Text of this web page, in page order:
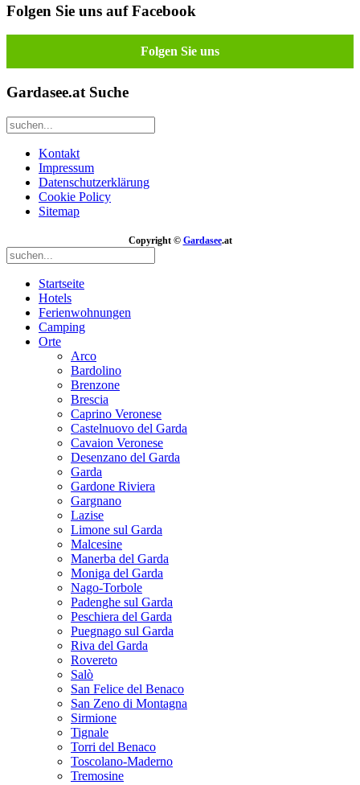
Folgen Sie uns auf Facebook
Folgen Sie uns
Gardasee.at Suche
Kontakt
Impressum
Datenschutzerklärung
Cookie Policy
Sitemap
Copyright © Gardasee.at
Startseite
Hotels
Ferienwohnungen
Camping
Orte
Arco
Bardolino
Brenzone
Brescia
Caprino Veronese
Castelnuovo del Garda
Cavaion Veronese
Desenzano del Garda
Garda
Gardone Riviera
Gargnano
Lazise
Limone sul Garda
Malcesine
Manerba del Garda
Moniga del Garda
Nago-Torbole
Padenghe sul Garda
Peschiera del Garda
Puegnago sul Garda
Riva del Garda
Rovereto
Salò
San Felice del Benaco
San Zeno di Montagna
Sirmione
Tignale
Torri del Benaco
Toscolano-Maderno
Tremosine